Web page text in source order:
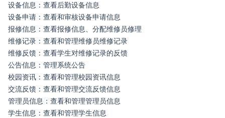
设备信息：查看后勤设备信息
设备申请：查看和审核设备申请信息
报修信息：查看报修信息、分配维修员修理
维修记录：查看和管理维修员维修记录
维修反馈：查看学生对维修记录的反馈
公告信息：管理系统公告
校园资讯：查看和管理校园资讯信息
交流反馈：查看和管理交流反馈信息
管理员信息：查看和管理管理员信息
学生信息：查看和管理学生信息